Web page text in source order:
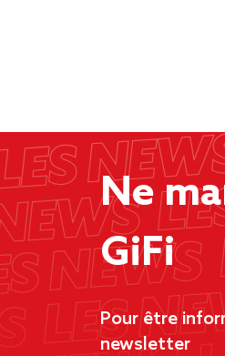
Ne
GiFi
Pour être
newsletter